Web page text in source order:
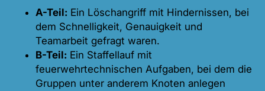
A-Teil: Ein Löschangriff mit Hindernissen, bei
dem Schnelligkeit, Genauigkeit und
Teamarbeit gefragt waren.
B-Teil: Ein Staffellauf mit
feuerwehrtechnischen Aufgaben, bei dem die
Gruppen unter anderem Knoten anlegen